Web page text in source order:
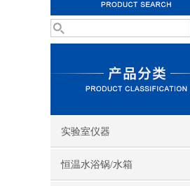
实验室仪器
恒温水浴锅/水箱